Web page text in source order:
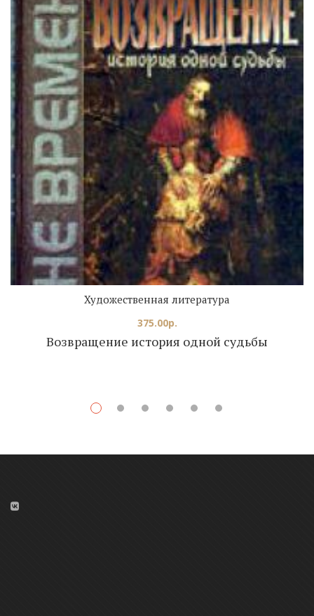
Возвращение история одной судьбы
Художественная литература
375.00р.